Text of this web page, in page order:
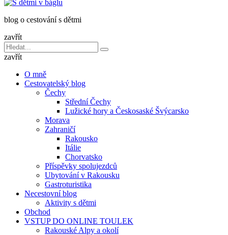
v
blog o cestování s dětmi
zavřít
Vyhledávání
pro:
Hledat
zavřít
O mně
Cestovatelský blog
Čechy
Střední Čechy
Lužické hory a Českosaské Švýcarsko
Morava
Zahraničí
Rakousko
Itálie
Chorvatsko
Příspěvky spolujezdců
Ubytování v Rakousku
Gastroturistika
Necestovní blog
Aktivity s dětmi
Obchod
VSTUP DO ONLINE TOULEK
Rakouské Alpy a okolí